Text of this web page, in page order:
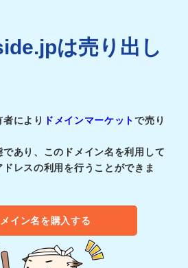
は売り出し
により ドメインマーケットで売り
あり、このドメイン名を利用して
レスの利用を行うことができま
イン名を購入する